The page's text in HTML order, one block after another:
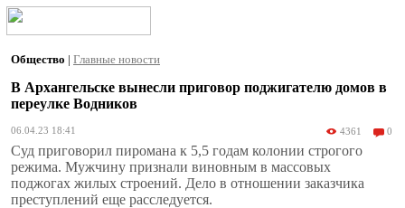
Общество | Главные новости
В Архангельске вынесли приговор поджигателю домов в
переулке Водников
06.04.23 18:41 4361 0
Суд приговорил пиромана к 5,5 годам колонии строгого
режима. Мужчину признали виновным в массовых
поджогах жилых строений. Дело в отношении заказчика
преступлений еще расследуется.